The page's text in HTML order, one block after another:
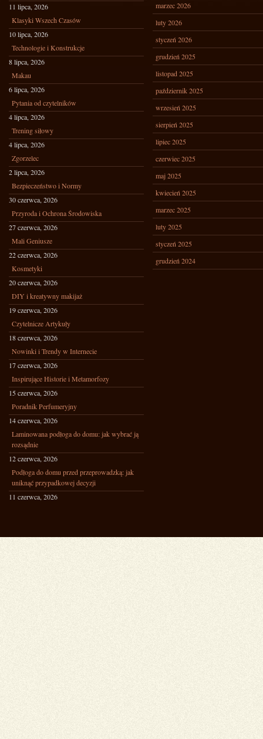
11 lipca, 2026
Klasyki Wszech Czasów
10 lipca, 2026
Technologie i Konstrukcje
8 lipca, 2026
Makau
6 lipca, 2026
Pytania od czytelników
4 lipca, 2026
Trening siłowy
4 lipca, 2026
Zgorzelec
2 lipca, 2026
Bezpieczeństwo i Normy
30 czerwca, 2026
Przyroda i Ochrona Środowiska
27 czerwca, 2026
Mali Geniusze
22 czerwca, 2026
Kosmetyki
20 czerwca, 2026
DIY i kreatywny makijaż
19 czerwca, 2026
Czytelnicze Artykuły
18 czerwca, 2026
Nowinki i Trendy w Internecie
17 czerwca, 2026
Inspirujące Historie i Metamorfozy
15 czerwca, 2026
Poradnik Perfumeryjny
14 czerwca, 2026
Laminowana podłoga do domu: jak wybrać ją
rozsądnie
12 czerwca, 2026
Podłoga do domu przed przeprowadzką: jak
uniknąć przypadkowej decyzji
11 czerwca, 2026
marzec 2026
luty 2026
styczeń 2026
grudzień 2025
listopad 2025
październik 2025
wrzesień 2025
sierpień 2025
lipiec 2025
czerwiec 2025
maj 2025
kwiecień 2025
marzec 2025
luty 2025
styczeń 2025
grudzień 2024